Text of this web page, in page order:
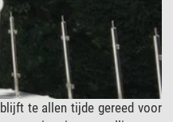
te allen tijde gereed voor